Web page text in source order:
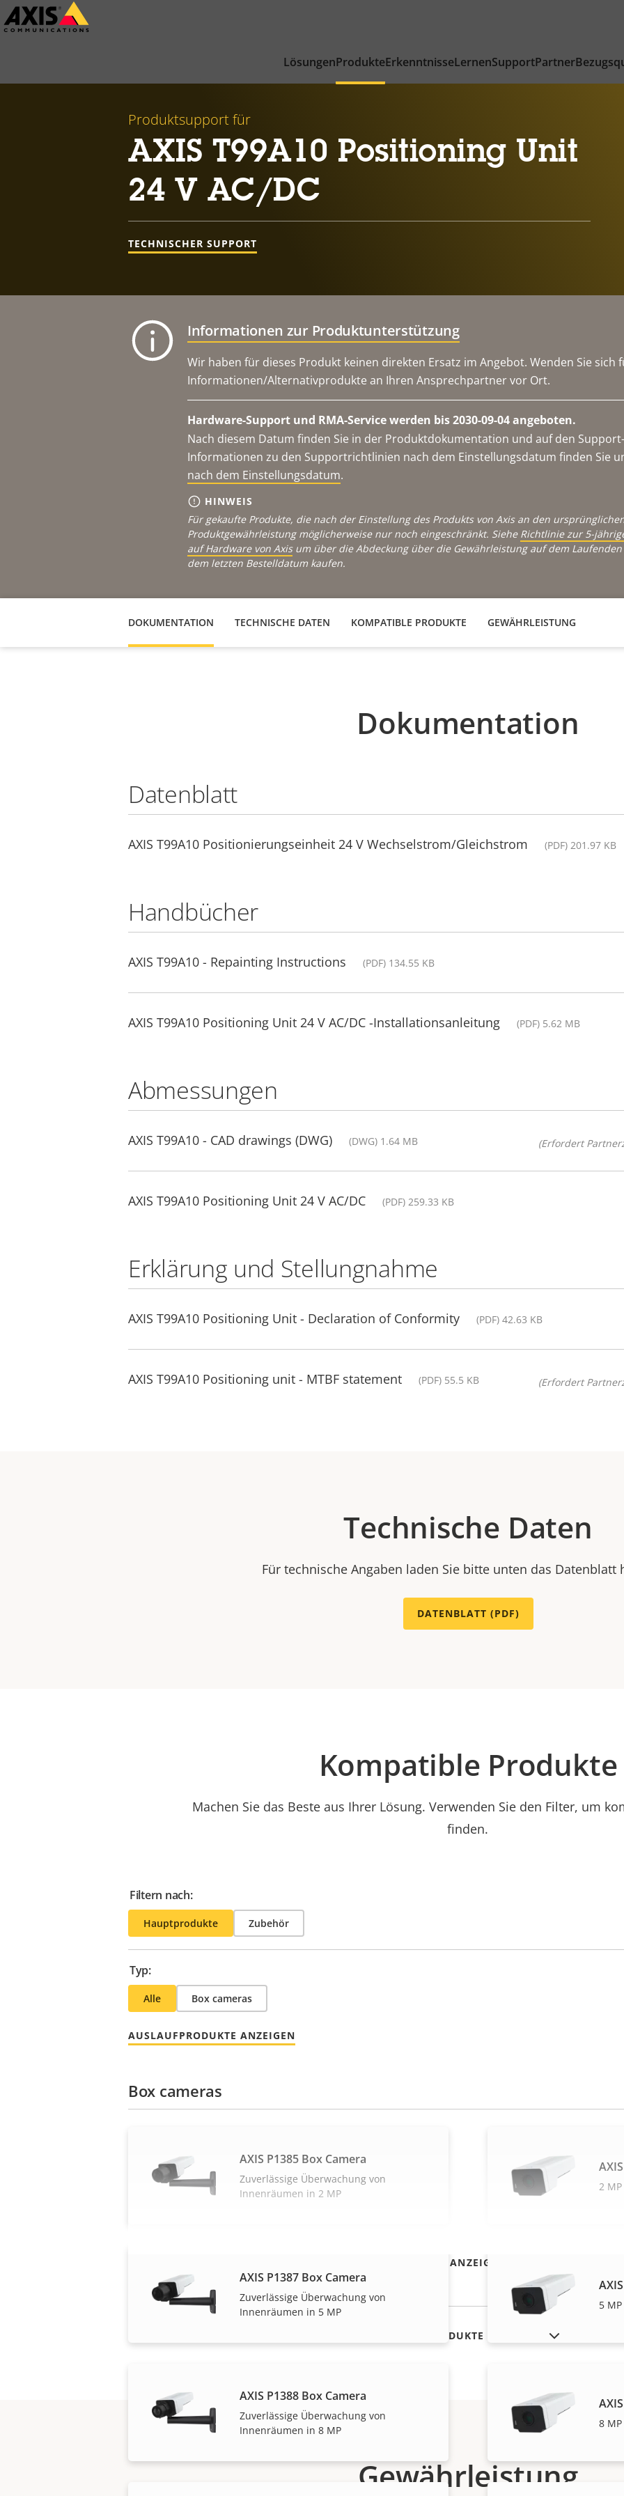
Zum
Hauptinhalt
LösungenProdukteErkenntnisseLernenSupportPartner
Produktsupport für
AXIS T99A10 Positioning Unit
24 V AC/DC
TECHNISCHER SUPPORT
Informationen zur Produktunterstützung
Wir haben für dieses Produkt keinen direkten Ersatz im Angebot. Wenden Sie sich
Informationen/Alternativprodukte an Ihren Ansprechpartner vor Ort.
Hardware-Support und RMA-Service werden bis 2030-09-04 angeboten.
Nach diesem Datum finden Sie in der Produktdokumentation und auf den
Informationen zu den Supportrichtlinien nach dem Einstellungsdatum finden Sie
nach dem Einstellungsdatum.
HINWEIS
Für gekaufte Produkte, die nach der Einstellung des Produkts von Axis an den
Produktgewährleistung möglicherweise nur noch eingeschränkt. Siehe Richtlinie zur 5-
auf Hardware von Axisum über die Abdeckung über die Gewährleistung auf dem
dem letzten Bestelldatum kaufen.
DOKUMENTATION TECHNISCHE DATEN KOMPATIBLE PRODUKTE GEWÄHRLEISTUNG
Dokumentation
Datenblatt
AXIS T99A10 Positionierungseinheit 24 V Wechselstrom/Gleichstrom (PDF) 201.97 KB
Handbücher
AXIS T99A10 - Repainting Instructions (PDF) 134.55 KB
AXIS T99A10 Positioning Unit 24 V AC/DC -Installationsanleitung (PDF) 5.62 MB
Abmessungen
AXIS T99A10 - CAD drawings (DWG) (DWG) 1.64 MB (Erfordert
AXIS T99A10 Positioning Unit 24 V AC/DC (PDF) 259.33 KB
Erklärung und Stellungnahme
AXIS T99A10 Positioning Unit - Declaration of Conformity (PDF) 42.63 KB
AXIS T99A10 Positioning unit - MTBF statement (PDF) 55.5 KB (Erfordert
Technische Daten
Für technische Angaben laden Sie bitte unten das Datenblatt
DATENBLATT (PDF)
Kompatible Produkte
Machen Sie das Beste aus Ihrer Lösung. Verwenden Sie den Filter, um
finden.
Filtern nach:
Hauptprodukte Zubehör
Typ:
Alle Box cameras
AUSLAUFPRODUKTE ANZEIGEN
MEHR ANZEIGEN
Box cameras
AXIS P1385 Box Camera
Zuverlässige Überwachung von
Innenräumen in 2 MP
2
AXIS P1387 Box Camera
Zuverlässige Überwachung von
Innenräumen in 5 MP
5
AXIS P1388 Box Camera
Zuverlässige Überwachung von
Innenräumen in 8 MP
8
AUSLAUFPRODUKTE ANZEIGEN
Gewährleistung